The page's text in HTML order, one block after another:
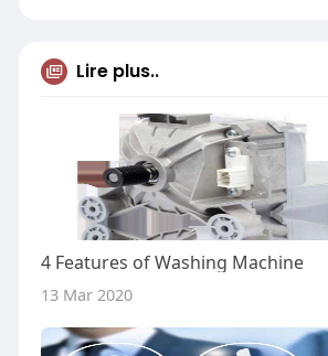
Lire plus..
4 Features of Washing Machine
13 Mar 2020